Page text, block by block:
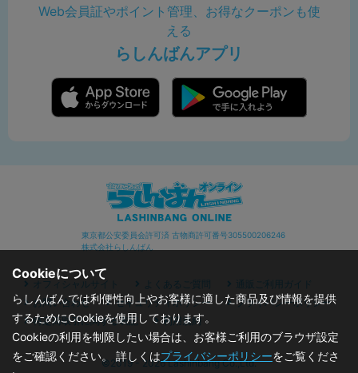
Web会員証やポイント管理、お得なクーポンも使
える
らしんばんアプリ
東京都公安委員会許可済 古物商許可番号305500206246
株式会社らしんばん
オフィシャルサイト よくあるご質問
通販ご利用ガイド
お問い合わせ
セキュリティポリシー
プライバシーポリシー
特定商取引に関する表記
利用規約
©2019 - 2026 Lashinbang Co.,Ltd.
Cookieについて
らしんばんでは利便性向上やお客様に適した商品及び情報を提供
するためにCookieを使用しております。
Cookieの利用を制限したい場合は、お客様ご利用のブラウザ設定
をご確認ください。 詳しくはプライバシーポリシーをご覧くださ